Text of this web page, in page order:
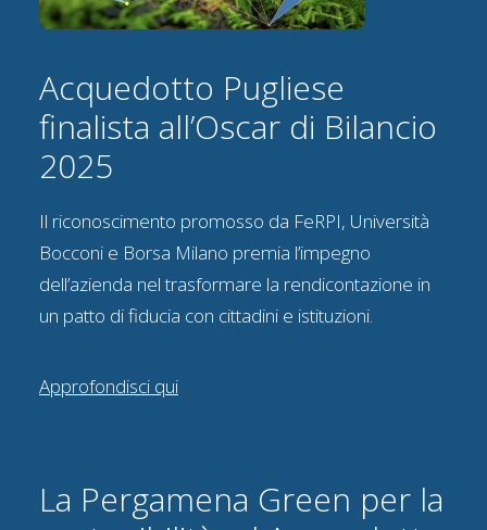
Acquedotto Pugliese
finalista all’Oscar di Bilancio
2025
Il riconoscimento promosso da FeRPI, Università
Bocconi e Borsa Milano premia l’impegno
dell’azienda nel trasformare la rendicontazione in
un patto di fiducia con cittadini e istituzioni.
Approfondisci qui
La Pergamena Green per la